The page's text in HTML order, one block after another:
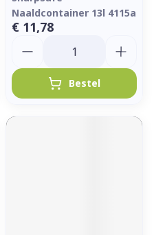
Naaldcontainer 13l 4115a
€ 11,78
Bestel